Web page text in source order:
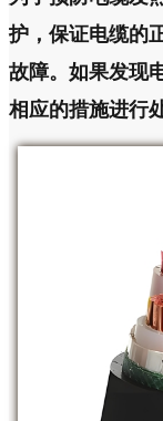
护，保证电缆的
故障。如果发现
相应的措施进行